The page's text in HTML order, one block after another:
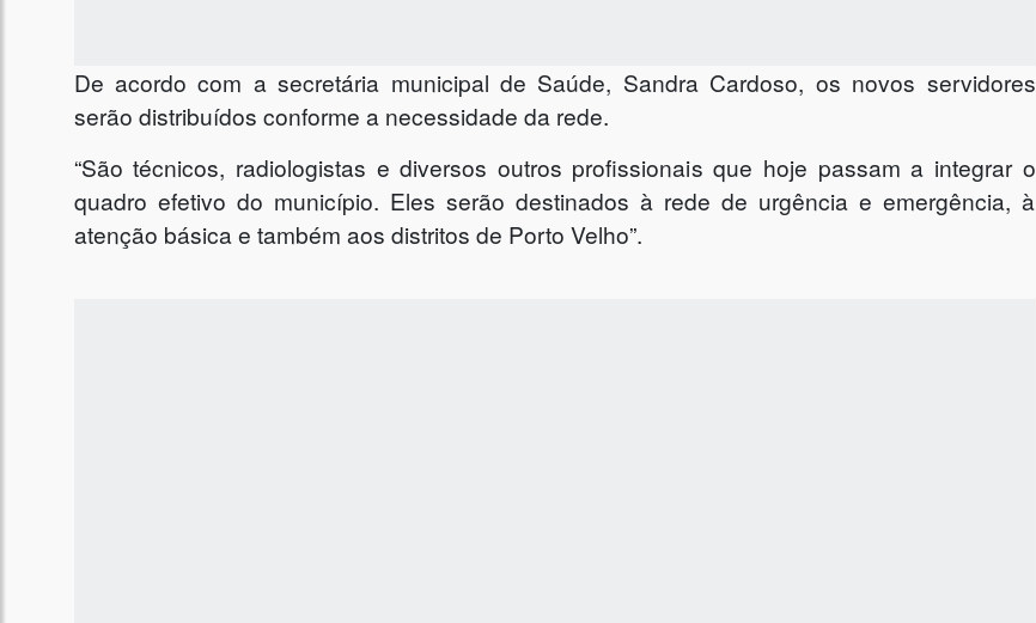
De acordo com a secretária municipal de Saúde, Sandra Cardoso, os novos servidores
serão distribuídos conforme a necessidade da rede.
“São técnicos, radiologistas e diversos outros profissionais que hoje passam a integrar o
quadro efetivo do município. Eles serão destinados à rede de urgência e emergência, à
atenção básica e também aos distritos de Porto Velho”.